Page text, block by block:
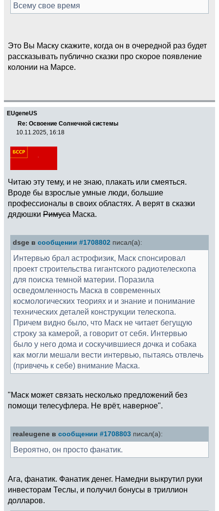
Всему свое время
Это Вы Маску скажите, когда он в очередной раз будет
рассказывать публично сказки про скорое появление
колонии на Марсе.
EUgeneUS
Re: Освоение Солнечной системы
10.11.2025, 16:18
Читаю эту тему, и не знаю, плакать или смеяться.
Вроде бы взрослые умные люди, большие
профессионалы в своих областях. А верят в сказки
дядюшки Римуса Маска.
dsge в сообщении #1708802 писал(а):
Интервью брал астрофизик, Маск спонсировал
проект строительства гигантского радиотелескопа
для поиска темной материи. Поразила
осведомленность Маска в современных
космологических теориях и и знание и понимание
технических деталей конструкции телескопа.
Причем видно было, что Маск не читает бегущую
строку за камерой, а говорит от себя. Интервью
было у него дома и соскучившиеся дочка и собака
как могли мешали вести интервью, пытаясь отвлечь
(привчечь к себе) внимание Маска.
"Маск может связать несколько предложений без
помощи телесуфлера. Не врёт, наверное".
realeugene в сообщении #1708803 писал(а):
Вероятно, он просто фанатик.
Ага, фанатик. Фанатик денег. Намедни выкрутил руки
инвесторам Теслы, и получил бонусы в триллион
долларов.